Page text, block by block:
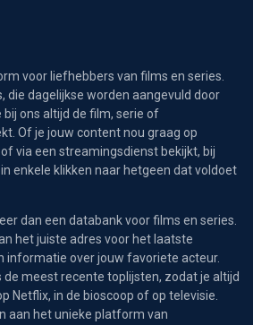
voor liefhebbers van films en series.
die dagelijkse worden aangevuld door
ons altijd de film, serie of
Of je jouw content nou graag op
via een streamingsdienst bekijkt, bij
enkele klikken naar hetgeen dat voldoet
dan een databank voor films en series.
het juiste adres voor het laatste
informatie over jouw favoriete acteur.
de meest recente toplijsten, zodat je altijd
Netflix, in de bioscoop of op televisie.
aan het unieke platform van